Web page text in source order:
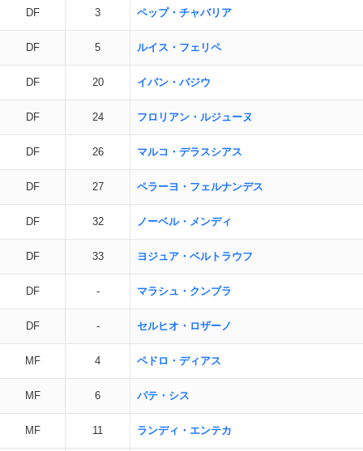
DF 3 ペップ・チャバリア
DF 5 ルイス・フェリペ
DF 20 イバン・バジウ
DF 24 フロリアン・ルジューヌ
DF 26 マルコ・デラスシアス
DF 27 ペラーヨ・フェルナンデス
DF 32 ノーベル・メンディ
DF 33 ヨジュア・ベルトラウフ
DF - マラシュ・クンブラ
DF - セルヒオ・ロザーノ
MF 4 ペドロ・ディアス
MF 6 パテ・シス
MF 11 ランディ・エンテカ